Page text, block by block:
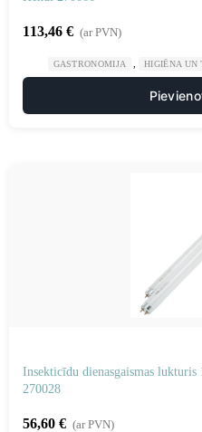
113,46 € (ar PVN)
GASTRONOMIJA HIGIĒNA UN
Insekticīdu dienasgaismas
270028
56,60 € (ar PVN)